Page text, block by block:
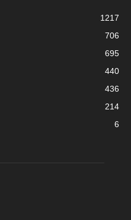
1217
706
695
440
436
214
6